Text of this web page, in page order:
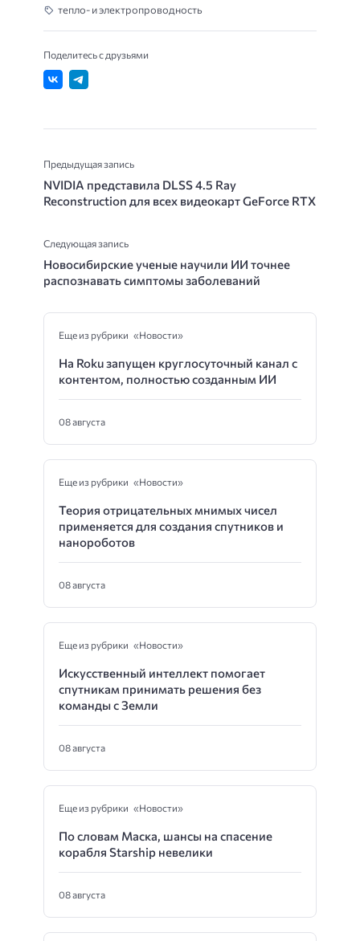
тепло- и электропроводность
Поделитесь с друзьями
Предыдущая запись
NVIDIA представила DLSS 4.5 Ray
Reconstruction для всех видеокарт GeForce RTX
Следующая запись
Новосибирские ученые научили ИИ точнее
распознавать симптомы заболеваний
Еще из рубрики «Новости»
На Roku запущен круглосуточный канал с
контентом, полностью созданным ИИ
08 августа
Еще из рубрики «Новости»
Теория отрицательных мнимых чисел
применяется для создания спутников и
нанороботов
08 августа
Еще из рубрики «Новости»
Искусственный интеллект помогает
спутникам принимать решения без
команды с Земли
08 августа
Еще из рубрики «Новости»
По словам Маска, шансы на спасение
корабля Starship невелики
08 августа